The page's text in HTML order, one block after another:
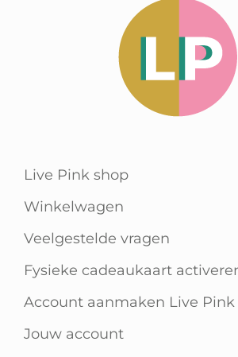
Live Pink shop
Winkelwagen
Veelgestelde vragen
Fysieke cadeaukaart
Account aanmaken Live
Jouw account